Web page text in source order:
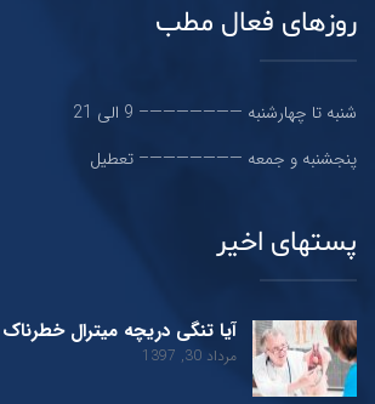
روزهای فعال مطب
شنبه تا چهارشنبه ———————– 9 الی 21
پنجشنبه و جمعه ———————– تعطیل
پستهای اخیر
آیا تنگی دریچه میترال
مرداد 30, 1397